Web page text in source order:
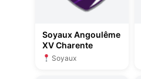
Soyaux Angoulême
XV Charente
Soyaux